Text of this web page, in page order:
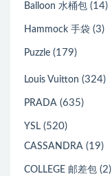
Balloon 水桶包 (14)
Hammock 手袋 (3)
Puzzle (179)
Louis Vuitton (324)
PRADA (635)
YSL (520)
CASSANDRA (19)
COLLEGE 邮差包 (2)